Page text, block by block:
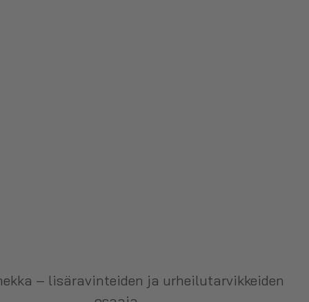
– lisäravinteiden ja urheilutarvikkeiden